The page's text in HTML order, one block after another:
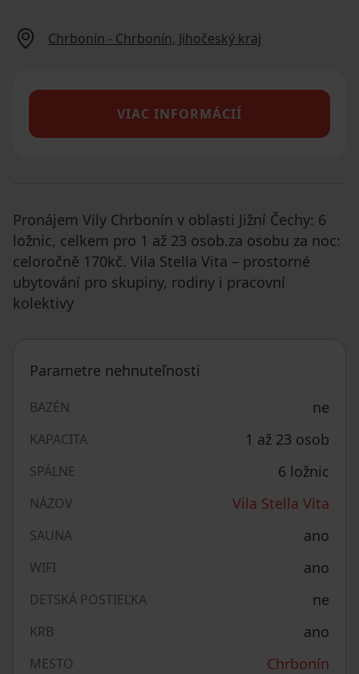
Chrbonín - Chrbonín, Jihočeský kraj
VIAC INFORMÁCIÍ
Pronájem Vily Chrbonín v oblasti Jižní Čechy: 6
ložnic, celkem pro 1 až 23 osob.za osobu za noc:
celoročně 170kč. Vila Stella Vita – prostorné
ubytování pro skupiny, rodiny i pracovní
kolektivy
Parametre nehnuteľnosti
BAZÉN ne
KAPACITA 1 až 23 osob
SPÁLNE 6 ložnic
NÁZOV Vila Stella Vita
SAUNA ano
WIFI ano
DETSKÁ POSTIEĽKA ne
KRB ano
MESTO Chrbonín